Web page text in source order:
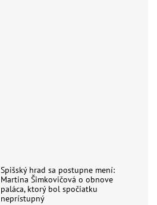
Spišský hrad sa postupne mení:
Martina Šimkovičová o obnove
paláca, ktorý bol spočiatku
neprístupný